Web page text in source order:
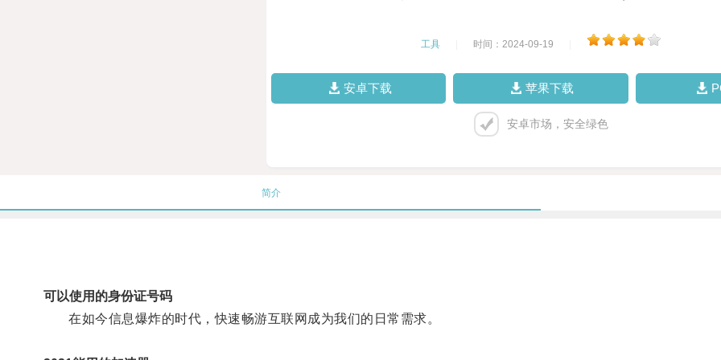
工具 时间：2024-09-19
安卓下载 苹果下载
安卓市场，安全绿色
简介
可以使用的身份证号码
在如今信息爆炸的时代，快速畅游互联网成为我们的日常需求。